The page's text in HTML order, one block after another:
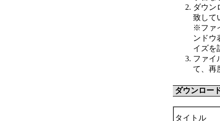
ダウン
致して
※ファ
ンドウ
イズを
ファイ
て、再
ダウンロー
タイトル